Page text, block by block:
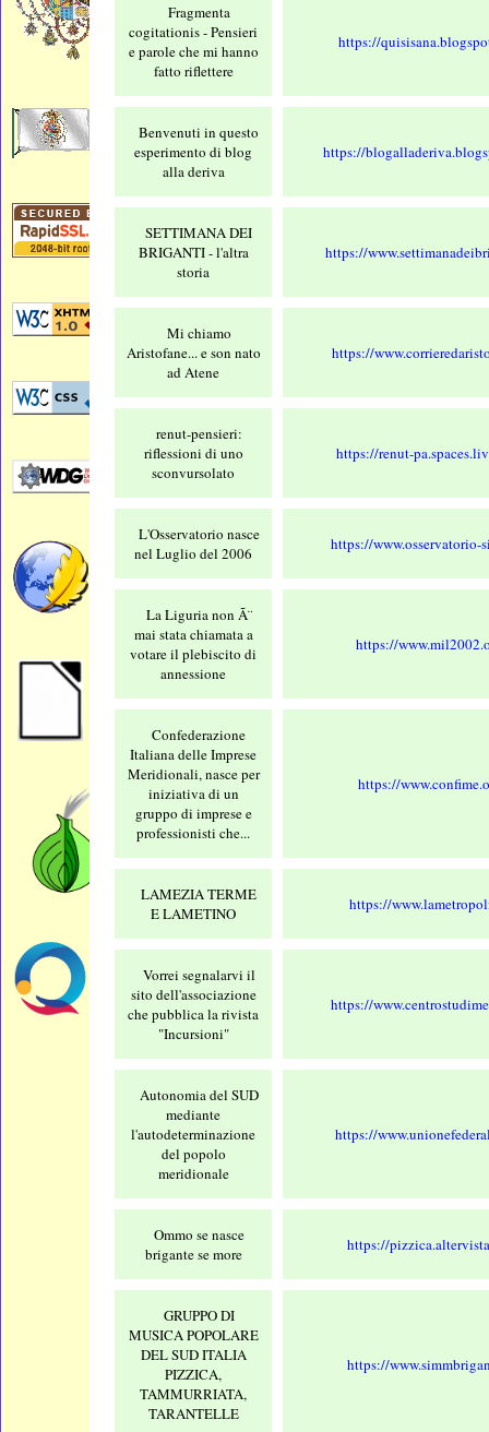
Fragmenta
cogitationis - Pensieri
e parole che mi hanno
fatto riflettere
https://
Benvenuti in questo
esperimento di blog
alla deriva
https://
SETTIMANA DEI
BRIGANTI - l'altra
storia
https://
Mi chiamo
Aristofane... e son nato
ad Atene
https://
renut-pensieri:
riflessioni di uno
sconvursolato
https://renut-
L'Osservatorio nasce
nel Luglio del 2006
https://
La Liguria non Ã¨
mai stata chiamata a
votare il plebiscito di
annessione
https://
Confederazione
Italiana delle Imprese
Meridionali, nasce per
iniziativa di un
gruppo di imprese e
professionisti che...
https://
LAMEZIA TERME
E LAMETINO
https://
Vorrei segnalarvi il
sito dell'associazione
che pubblica la rivista
"Incursioni"
https://
Autonomia del SUD
mediante
l'autodeterminazione
del popolo
meridionale
https://
Ommo se nasce
brigante se more
https://
GRUPPO DI
MUSICA POPOLARE
DEL SUD ITALIA
PIZZICA,
TAMMURRIATA,
TARANTELLE
https://